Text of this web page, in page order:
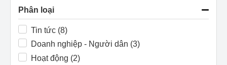
Phân loại
Tin tức (8)
Doanh nghiệp - Người dân (3)
Hoạt động (2)